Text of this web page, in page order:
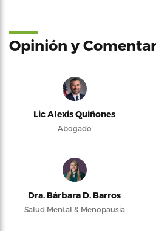
Opinión y
Lic Alexis Quiñones
Abogado
Dra. Bárbara D. Barros
Salud Mental & Menopausia